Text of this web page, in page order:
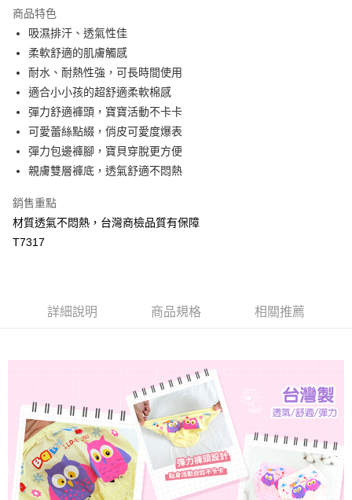
Apple Pay
街口支付
悠遊付
全盈+PAY
大哥付你分期
相關說明
1.本服務由台灣大哥大提供，台灣大哥大用戶可立即使用無須另外申請。
2.付款方式選擇「大哥付你分期」，訂單成立後會自動跳轉到大哥付的交易
流程，驗證手機門號後，選擇欲分期的期數、繳款截止日，確認付款後即完
成交易。
【繳款方式說明】
帳／街口支付／iPASS MONEY」等通路繳費。
1.本服務係由「台灣大哥大股份有限公司」（以下簡稱本公司）所提供，讓
用戶於交易時，得透過本服務購買商品或服務，並由商店將買賣／分期付款
買賣價金債權讓與本公司後，依約使用本公司帳單繳交帳款。
2.基於同意付款使用「大哥付你分期」之契約關係目的，商店將以您的個人
資料（包含姓名、電話或地址）提供予台灣大哥大進項蒐集、處理及利用，
由本公司與您本人進行分期帳單所需資料之確認、核對及更正。
3.完整用戶服務條款，請詳閱以下連結：https://oppay.tw/userRule
【關於「AFTEE先享後付」】
AFTEE先享後付是「在收到商品之後才付款」的支付方式。 讓您購物簡單
結帳頁面，進行簡訊認證並確認金額後，即可完成結帳。
２．訂單成立數日內，您將收到繳費通知簡訊。
３．收到繳費通知簡訊後14天內，點擊此簡訊中的連結，可透過四大超商／
ATM／網路銀行／等多元方式進行付款，方視為交易完成。
※ 請注意：結帳手續完成當下不需立刻繳費，但若您需要取消訂單，請聯絡
購買商品的店家。未經商家同意取消之訂單仍視為有效，需透過AFTEE先享
後付繳納相關費用。
※ 交易是否成功請以「AFTEE先享後付 」之結帳頁面顯示為準，若有關於
是否繳費成功／繳費後需取消欲退款等相關疑問，請聯繫「AFTEE先享後付
客戶支援中心」https://netprotections.freshdesk.com/support/home
Hami Point
貨到付款
運送方式
每筆NT$80，滿NT$499(含以上)免運費
付款後全家取貨
每筆NT$80，滿NT$499(含以上)免運費
萊爾富取貨付款
商品特色
吸濕排汗、透氣性佳
柔軟舒適的肌膚觸感
耐水、耐熱性強，可長時間使用
適合小小孩的超舒適柔軟棉感
彈力舒適褲頭，寶寶活動不卡卡
可愛蕾絲點綴，俏皮可愛度爆表
彈力包邊褲腳，寶貝穿脫更方便
親膚雙層褲底，透氣舒適不悶熱
銷售重點
材質透氣不悶熱，台灣商檢品質有保障
T7317
詳細說明 商品規格 相關推薦